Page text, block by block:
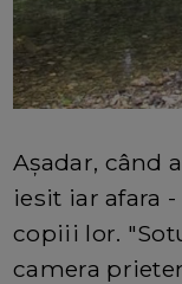
Așadar, când
iesit iar afara
copiii lor.
camera